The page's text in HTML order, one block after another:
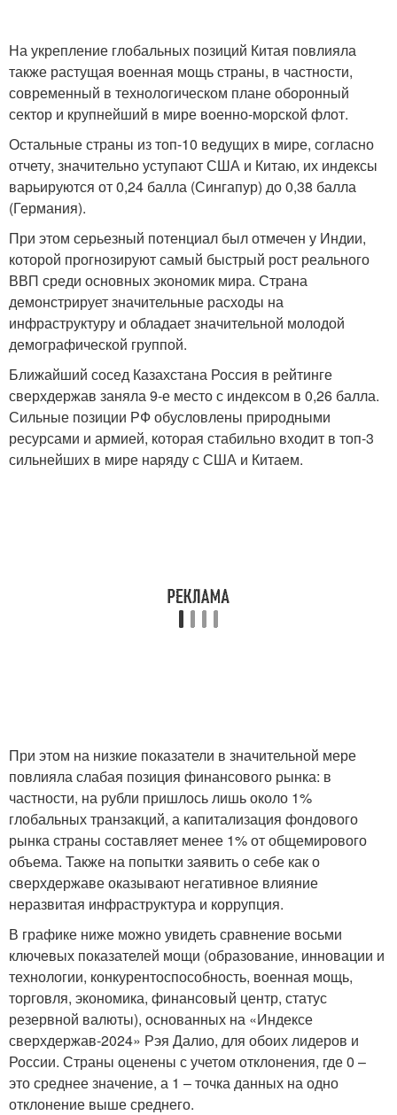
На укрепление глобальных позиций Китая повлияла
также растущая военная мощь страны, в частности,
современный в технологическом плане оборонный
сектор и крупнейший в мире военно-морской флот.
Остальные страны из топ-10 ведущих в мире, согласно
отчету, значительно уступают США и Китаю, их индексы
варьируются от 0,24 балла (Сингапур) до 0,38 балла
(Германия).
При этом серьезный потенциал был отмечен у Индии,
которой прогнозируют самый быстрый рост реального
ВВП среди основных экономик мира. Страна
демонстрирует значительные расходы на
инфраструктуру и обладает значительной молодой
демографической группой.
Ближайший сосед Казахстана Россия в рейтинге
сверхдержав заняла 9-е место с индексом в 0,26 балла.
Сильные позиции РФ обусловлены природными
ресурсами и армией, которая стабильно входит в топ-3
сильнейших в мире наряду с США и Китаем.
При этом на низкие показатели в значительной мере
повлияла слабая позиция финансового рынка: в
частности, на рубли пришлось лишь около 1%
глобальных транзакций, а капитализация фондового
рынка страны составляет менее 1% от общемирового
объема. Также на попытки заявить о себе как о
сверхдержаве оказывают негативное влияние
неразвитая инфраструктура и коррупция.
В графике ниже можно увидеть сравнение восьми
ключевых показателей мощи (образование, инновации и
технологии, конкурентоспособность, военная мощь,
торговля, экономика, финансовый центр, статус
резервной валюты), основанных на «Индексе
сверхдержав-2024» Рэя Далио, для обоих лидеров и
России. Страны оценены с учетом отклонения, где 0 –
это среднее значение, а 1 – точка данных на одно
отклонение выше среднего.